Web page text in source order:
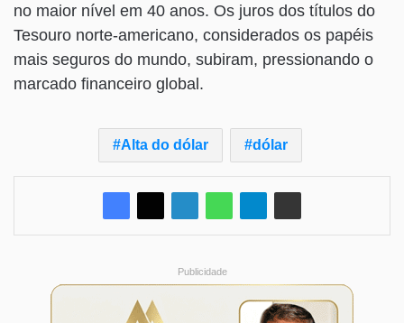
no maior nível em 40 anos. Os juros dos títulos do
Tesouro norte-americano, considerados os papéis
mais seguros do mundo, subiram, pressionando o
marcado financeiro global.
Alta do dólar dólar
Publicidade